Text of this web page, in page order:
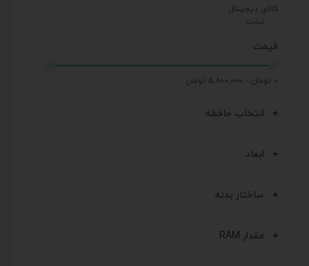
کالای دیجیتال
تبلت
قیمت
۰ تومان - ۵,۸۰۰,۰۰۰ تومان
انتخاب حافظه
ابعاد
ساختار بدنه
مقدار RAM